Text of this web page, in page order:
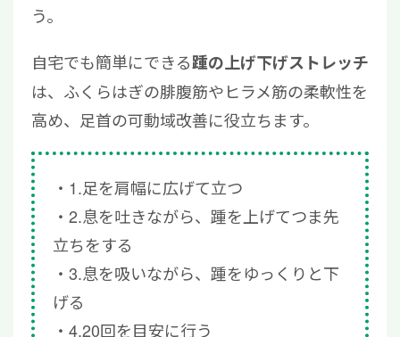
う。
自宅でも簡単にできる踵の上げ下げストレッチ
は、ふくらはぎの腓腹筋やヒラメ筋の柔軟性を
高め、足首の可動域改善に役立ちます。
1.足を肩幅に広げて立つ
2.息を吐きながら、踵を上げてつま先
立ちをする
3.息を吸いながら、踵をゆっくりと下
げる
4.20回を目安に行う